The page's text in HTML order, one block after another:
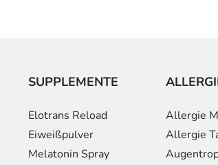
SUPPLEMENTE
Elotrans Reload
Eiweißpulver
Melatonin Spray
Allergie
Allergie